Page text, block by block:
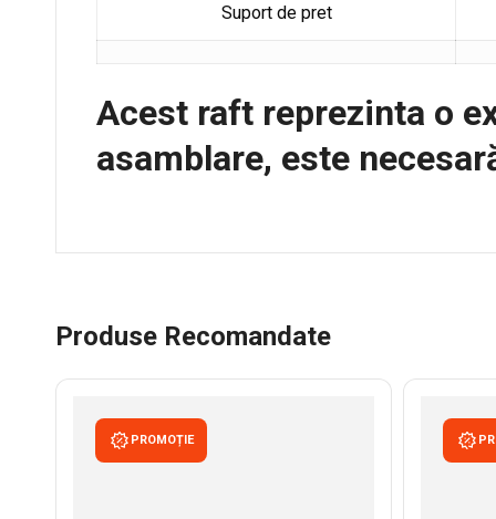
Suport de pret
Acest raft reprezinta o
asamblare, este
Produse Recomandate
PROMOȚIE